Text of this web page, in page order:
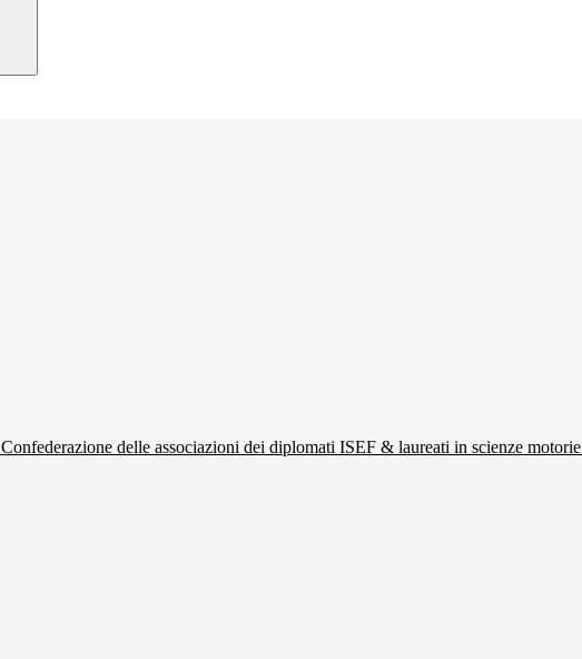
Confederazione delle associazioni dei diplomati ISEF & laureati in scienze motorie